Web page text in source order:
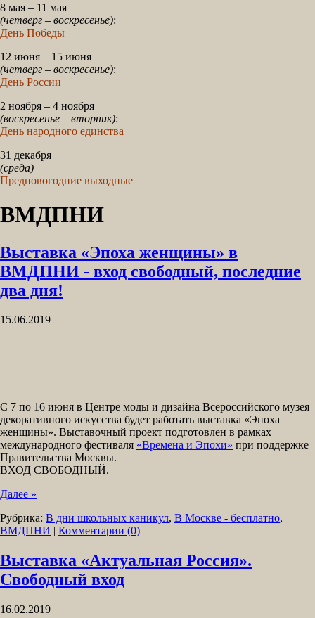
8 мая – 11 мая
(четверг – воскресенье):
День Победы
12 июня – 15 июня
(четверг – воскресенье):
День России
2 ноября – 4 ноября
(воскресенье – вторник):
День народного единства
31 декабря
(среда)
Предновогодние выходные
ВМДПНИ
Выставка «Эпоха женщины» в
ВМДПНИ - вход свободный, последние
два дня!
15.06.2019
С 7 по 16 июня в Центре моды и дизайна Всероссийского музея
декоративного искусства будет работать выставка «Эпоха
женщины». Выставочный проект подготовлен в рамках
международного фестиваля «Времена и Эпохи» при поддержке
Правительства Москвы.
ВХОД СВОБОДНЫЙ.
Далее »
Рубрика: В дни школьных каникул, В Москве - бесплатно,
ВМДПНИ | Комментарии (0)
Выставка «Актуальная Россия».
Свободный вход
16.02.2019